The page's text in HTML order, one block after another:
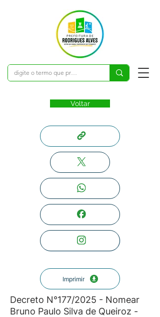
Voltar
Imprimir
Decreto N°177/2025 - Nomear
Bruno Paulo Silva de Queiroz -